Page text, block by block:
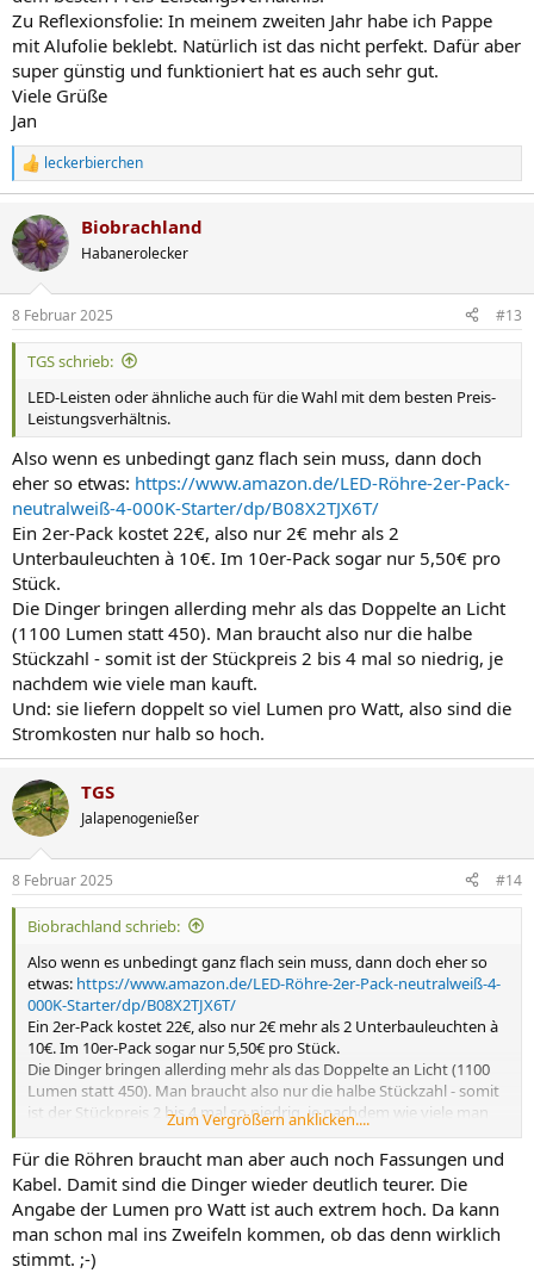
Zu Reflexionsfolie: In meinem zweiten Jahr habe ich Pappe
mit Alufolie beklebt. Natürlich ist das nicht perfekt. Dafür aber
super günstig und funktioniert hat es auch sehr gut.
Viele Grüße
Jan
R
e
k
t
i
e
n
leckerbierchen
Biobrachland
Habanerolecker
8 Februar 2025 #13
TGS schrieb:
LED-Leisten oder ähnliche auch für die Wahl mit dem besten Preis-
Leistungsverhältnis.
Also wenn es unbedingt ganz flach sein muss, dann doch
eher so etwas: https://www.amazon.de/LED-Röhre-2er-Pack-
neutralweiß-4-000K-Starter/dp/B08X2TJX6T/
Ein 2er-Pack kostet 22€, also nur 2€ mehr als 2
Unterbauleuchten à 10€. Im 10er-Pack sogar nur 5,50€ pro
Stück.
Die Dinger bringen allerding mehr als das Doppelte an Licht
(1100 Lumen statt 450). Man braucht also nur die halbe
Stückzahl - somit ist der Stückpreis 2 bis 4 mal so niedrig, je
nachdem wie viele man kauft.
Und: sie liefern doppelt so viel Lumen pro Watt, also sind die
Stromkosten nur halb so hoch.
TGS
Jalapenogenießer
8 Februar 2025 #14
Biobrachland schrieb:
Also wenn es unbedingt ganz flach sein muss, dann doch eher so
etwas: https://www.amazon.de/LED-Röhre-2er-Pack-neutralweiß-4-
000K-Starter/dp/B08X2TJX6T/
Ein 2er-Pack kostet 22€, also nur 2€ mehr als 2 Unterbauleuchten à
10€. Im 10er-Pack sogar nur 5,50€ pro Stück.
Die Dinger bringen allerding mehr als das Doppelte an Licht (1100
Lumen statt 450). Man braucht also nur die halbe Stückzahl - somit
ist der Stückpreis 2 bis 4 mal so niedrig, je nachdem wie viele man
kauft.
Und: sie liefern doppelt so viel Lumen pro Watt, also sind die
Stromkosten nur halb so hoch.
Zum Vergrößern anklicken....
Für die Röhren braucht man aber auch noch Fassungen und
Kabel. Damit sind die Dinger wieder deutlich teurer. Die
Angabe der Lumen pro Watt ist auch extrem hoch. Da kann
man schon mal ins Zweifeln kommen, ob das denn wirklich
stimmt. ;-)